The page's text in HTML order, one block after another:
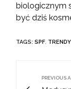
biologicznym
być dziś
TAGS: SPF TRENDY
PREVIOUS